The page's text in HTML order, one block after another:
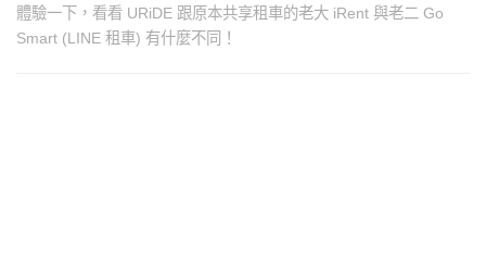
體驗一下，看看 URiDE 跟原本共享租車的老大 iRent 與老二 Go
Smart (LINE 租車) 有什麼不同！